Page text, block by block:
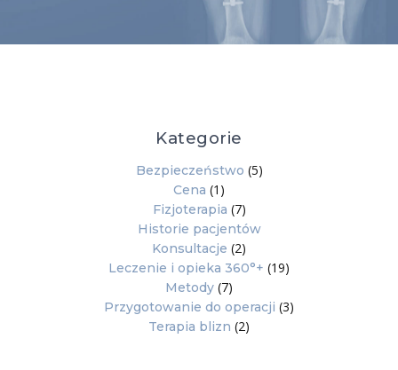
Kategorie
Bezpieczeństwo (5)
Cena (1)
Fizjoterapia (7)
Historie pacjentów
Konsultacje (2)
Leczenie i opieka 360°+ (19)
Metody (7)
Przygotowanie do operacji (3)
Terapia blizn (2)